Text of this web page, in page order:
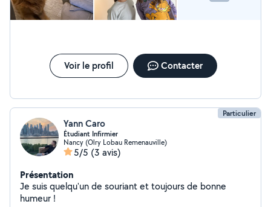
Voir le profil Contacter
Particulier
Yann Caro
Étudiant Infirmier
Nancy (Olry Lobau Remenauville)
5/5 (3 avis)
Présentation
Je suis quelqu'un de souriant et toujours de bonne
humeur !